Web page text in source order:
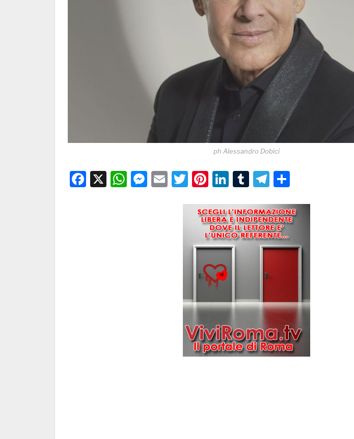
ph Alessandro Dobici
Facebook
X WhatsApp
Messenger
EmailTwitter
Pinterest
LinkedIn
TumblrTelegram